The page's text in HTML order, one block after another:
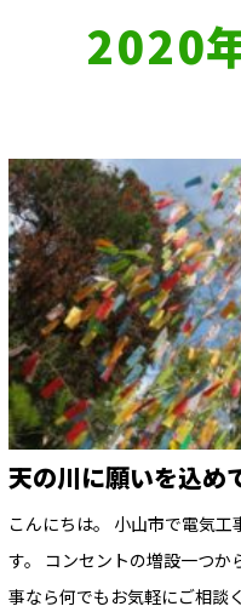
2020
天の川に願いを込め
こんにちは。 小山市で電気
す。 コンセントの増設一つか
事なら何でもお気軽にご相談